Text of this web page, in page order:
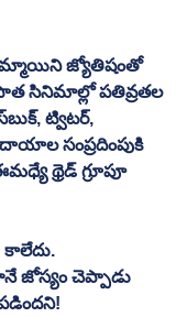
జ్యోతిషంతో
సినిమాల్లో పతివ్రతల
థ్రెడ్ గ్రూపూ
జోస్యం చెప్పాడు